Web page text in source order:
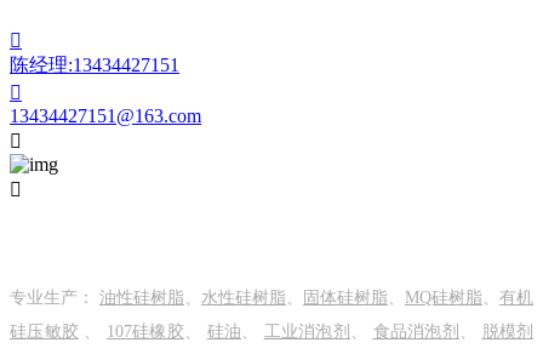

陈经理:13434427151

13434427151@163.com


专业生产： 油性硅树脂 水性硅树脂 固体硅树脂 MQ硅树脂
有机
硅压敏胶
107硅橡胶 硅油 工业消泡剂 食品消泡剂
脱模剂